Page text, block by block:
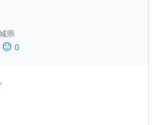
県
sentiment_dissatisfied 0